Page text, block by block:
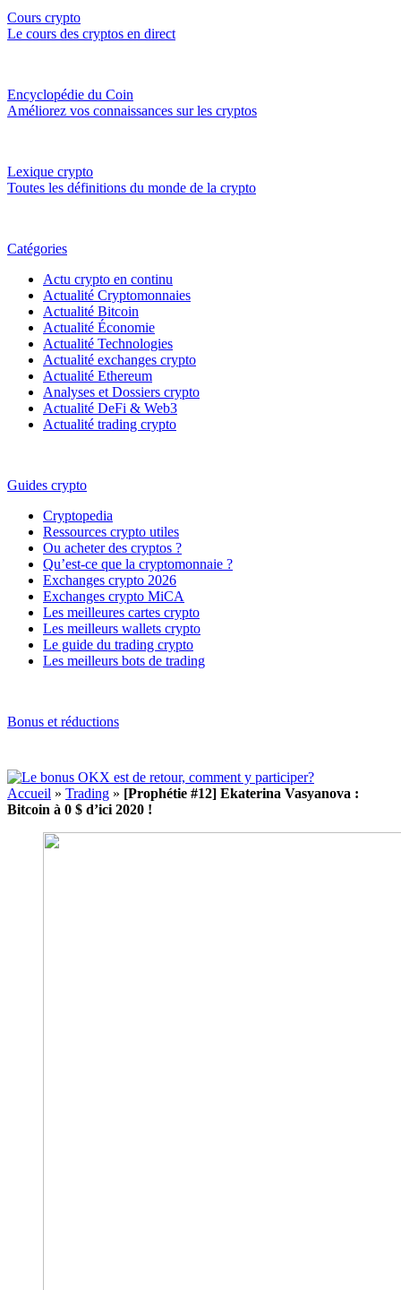
Cours crypto
Le cours des cryptos en direct
Encyclopédie du Coin
Améliorez vos connaissances sur les cryptos
Lexique crypto
Toutes les définitions du monde de la crypto
Catégories
Actu crypto en continu
Actualité Cryptomonnaies
Actualité Bitcoin
Actualité Économie
Actualité Technologies
Actualité exchanges crypto
Actualité Ethereum
Analyses et Dossiers crypto
Actualité DeFi & Web3
Actualité trading crypto
Guides crypto
Cryptopedia
Ressources crypto utiles
Ou acheter des cryptos ?
Qu’est-ce que la cryptomonnaie ?
Exchanges crypto 2026
Exchanges crypto MiCA
Les meilleures cartes crypto
Les meilleurs wallets crypto
Le guide du trading crypto
Les meilleurs bots de trading
Bonus et réductions
Accueil » Trading » [Prophétie #12] Ekaterina Vasyanova :
Bitcoin à 0 $ d’ici 2020 !